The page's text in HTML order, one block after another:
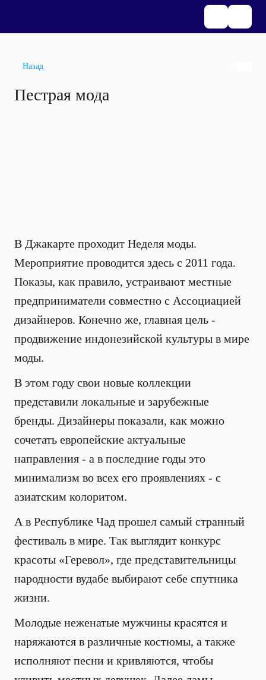
Назад
Пестрая мода
В Джакарте проходит Неделя моды.
Мероприятие проводится здесь с 2011 года.
Показы, как правило, устраивают местные
предприниматели совместно с Ассоциацией
дизайнеров. Конечно же, главная цель -
продвижение индонезийской культуры в мире
моды.
В этом году свои новые коллекции
представили локальные и зарубежные
бренды. Дизайнеры показали, как можно
сочетать европейские актуальные
направления - а в последние годы это
минимализм во всех его проявлениях - с
азиатским колоритом.
А в Республике Чад прошел самый странный
фестиваль в мире. Так выглядит конкурс
красоты «Геревол», где представительницы
народности вудабе выбирают себе спутника
жизни.
Молодые неженатые мужчины красятся и
наряжаются в различные костюмы, а также
исполняют песни и кривляются, чтобы